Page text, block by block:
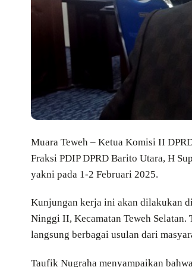
Muara Teweh – Ketua Komisi II
Fraksi PDIP DPRD Barito Utara, H
yakni pada 1-2 Februari 2025.
Kunjungan kerja ini akan dilakukan
Ninggi II, Kecamatan Teweh
langsung berbagai usulan dari
Taufik Nugraha menyampaikan